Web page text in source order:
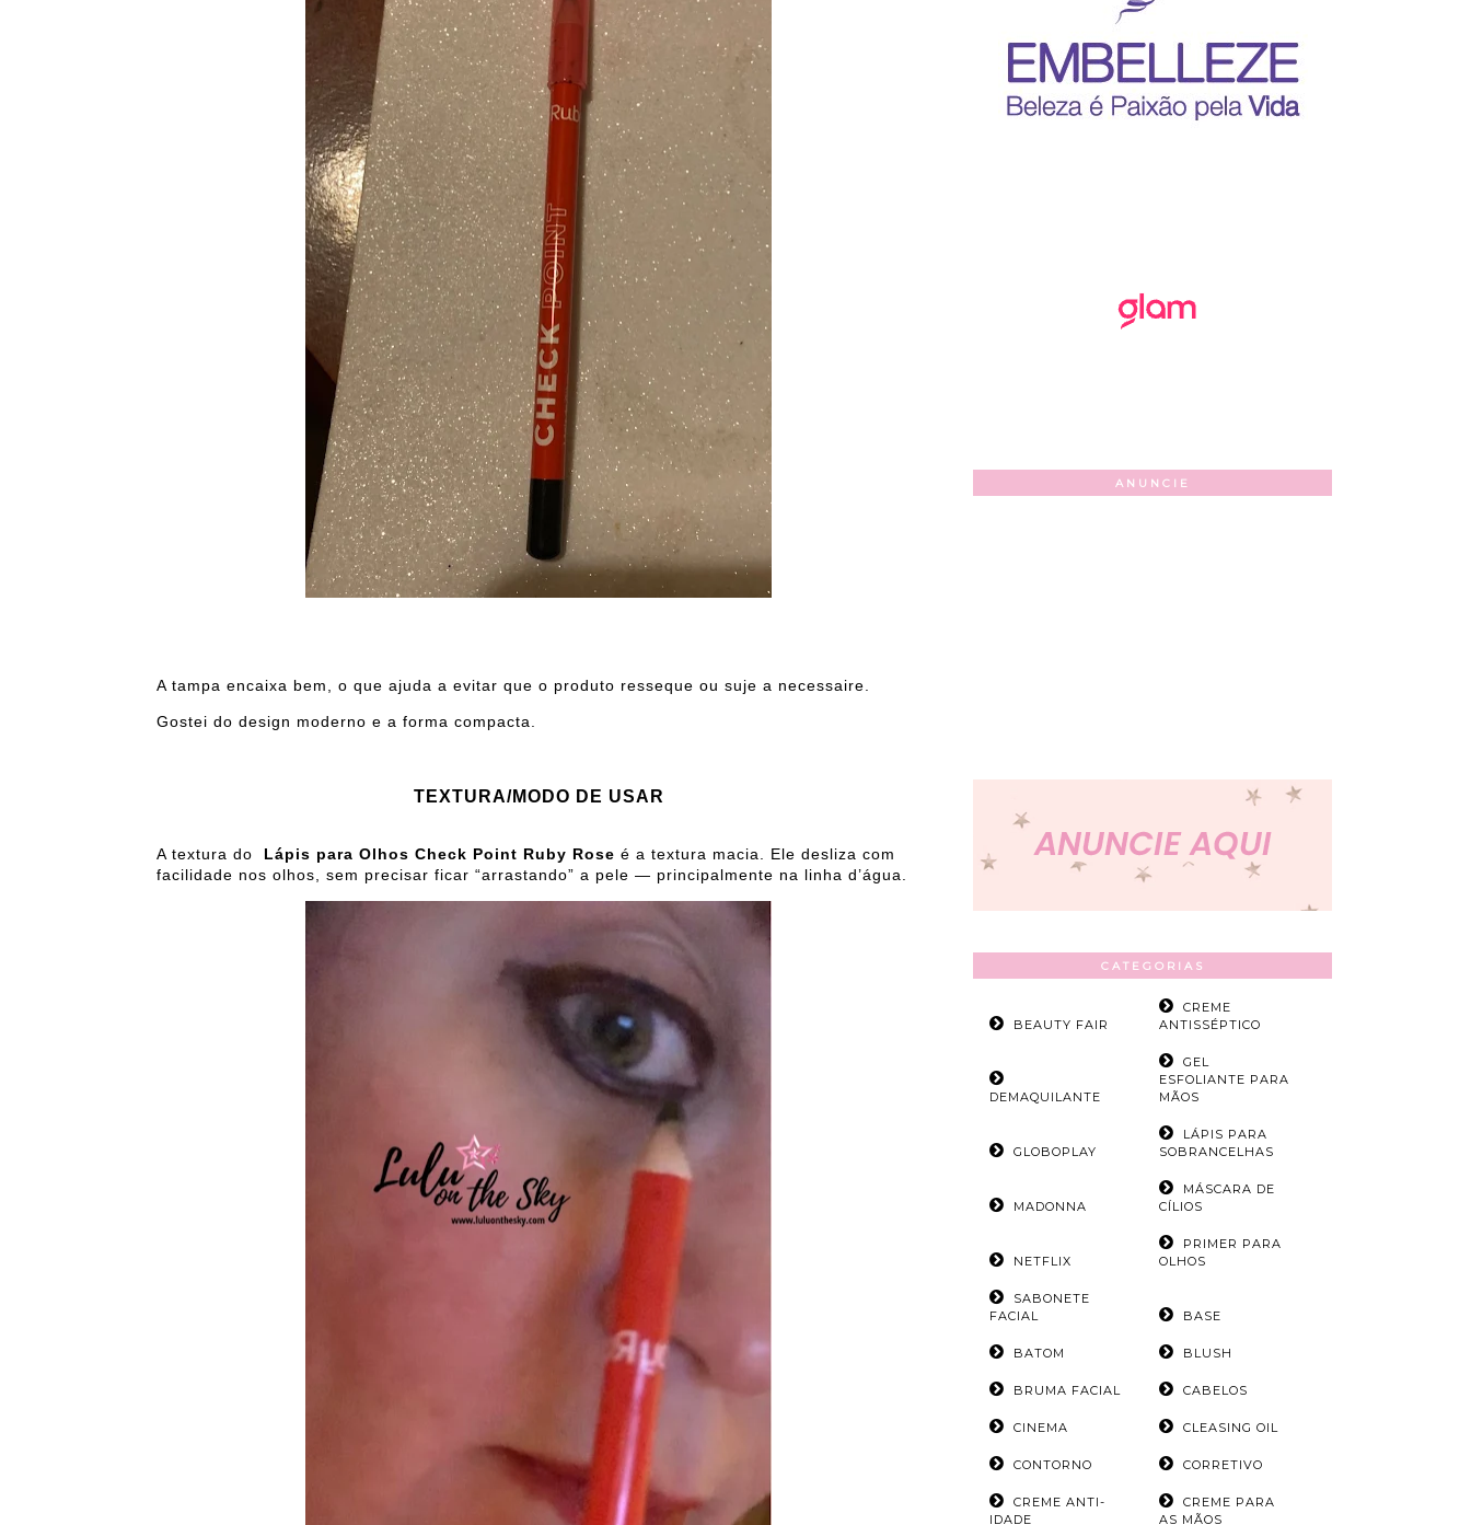
A tampa encaixa bem, o que ajuda a evitar que o produto resseque ou suje a necessaire.
Gostei do design moderno e a forma compacta.
TEXTURA/MODO DE USAR
A textura do Lápis para Olhos Check Point Ruby Rose é a textura macia. Ele desliza com
facilidade nos olhos, sem precisar ficar “arrastando” a pele — principalmente na linha d’água.
ANUNCIE
CATEGORIAS
BEAUTY FAIR
CREME
ANTISSÉPTICO
DEMAQUILANTE
GEL
ESFOLIANTE PARA
MÃOS
GLOBOPLAY
LÁPIS PARA
SOBRANCELHAS
MADONNA
MÁSCARA DE
CÍLIOS
NETFLIX
PRIMER PARA
OLHOS
SABONETE
FACIAL
BASE
BATOM BLUSH
BRUMA FACIAL CABELOS
CINEMA CLEASING OIL
CONTORNO CORRETIVO
CREME ANTI-
IDADE
CREME PARA
AS MÃOS